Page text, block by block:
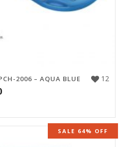
12
2006 – AQUA BLUE
SALE 64% OFF